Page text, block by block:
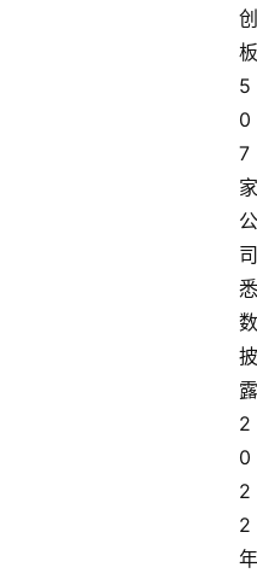
创
板
5
0
7
家
公
司
悉
数
披
露
2
0
2
2
年